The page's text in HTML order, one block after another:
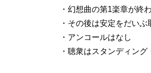
・幻想曲の第1楽章が終
・その後は安定をだい
・アンコールはなし
・聴衆はスタンディン